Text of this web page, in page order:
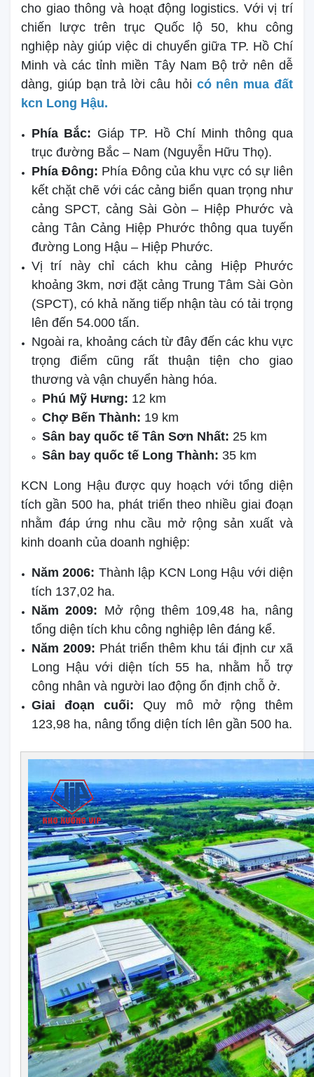
cho giao thông và hoạt động logistics. Với vị trí
chiến lược trên trục Quốc lộ 50, khu công
nghiệp này giúp việc di chuyển giữa TP. Hồ Chí
Minh và các tỉnh miền Tây Nam Bộ trở nên dễ
dàng, giúp bạn trả lời câu hỏi có nên mua đất
kcn Long Hậu.
Phía Bắc: Giáp TP. Hồ Chí Minh thông qua
trục đường Bắc – Nam (Nguyễn Hữu Thọ).
Phía Đông: Phía Đông của khu vực có sự liên
kết chặt chẽ với các cảng biển quan trọng như
cảng SPCT, cảng Sài Gòn – Hiệp Phước và
cảng Tân Cảng Hiệp Phước thông qua tuyến
đường Long Hậu – Hiệp Phước.
Vị trí này chỉ cách khu cảng Hiệp Phước
khoảng 3km, nơi đặt cảng Trung Tâm Sài Gòn
(SPCT), có khả năng tiếp nhận tàu có tải trọng
lên đến 54.000 tấn.
Ngoài ra, khoảng cách từ đây đến các khu vực
trọng điểm cũng rất thuận tiện cho giao
thương và vận chuyển hàng hóa.
Phú Mỹ Hưng: 12 km
Chợ Bến Thành: 19 km
Sân bay quốc tế Tân Sơn Nhất: 25 km
Sân bay quốc tế Long Thành: 35 km
KCN Long Hậu được quy hoạch với tổng diện
tích gần 500 ha, phát triển theo nhiều giai đoạn
nhằm đáp ứng nhu cầu mở rộng sản xuất và
kinh doanh của doanh nghiệp:
Năm 2006: Thành lập KCN Long Hậu với diện
tích 137,02 ha.
Năm 2009: Mở rộng thêm 109,48 ha, nâng
tổng diện tích khu công nghiệp lên đáng kể.
Năm 2009: Phát triển thêm khu tái định cư xã
Long Hậu với diện tích 55 ha, nhằm hỗ trợ
công nhân và người lao động ổn định chỗ ở.
Giai đoạn cuối: Quy mô mở rộng thêm
123,98 ha, nâng tổng diện tích lên gần 500 ha.